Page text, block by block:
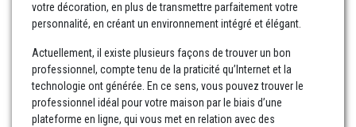
votre décoration, en plus de transmettre parfaitement votre
personnalité, en créant un environnement intégré et élégant.
Actuellement, il existe plusieurs façons de trouver un bon
professionnel, compte tenu de la praticité qu’Internet et la
technologie ont générée. En ce sens, vous pouvez trouver le
professionnel idéal pour votre maison par le biais d’une
plateforme en ligne, qui vous met en relation avec des